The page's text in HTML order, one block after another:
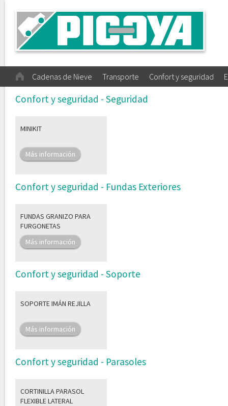
Cadenas de Nieve Transporte Confort y seguridad
Confort y seguridad - Seguridad
MINIKIT
Más información
Confort y seguridad - Fundas Exteriores
FUNDAS GRANIZO PARA
FURGONETAS
Más información
Confort y seguridad - Soporte
SOPORTE IMÁN REJILLA
Más información
Confort y seguridad - Parasoles
CORTINILLA PARASOL
FLEXIBLE LATERAL